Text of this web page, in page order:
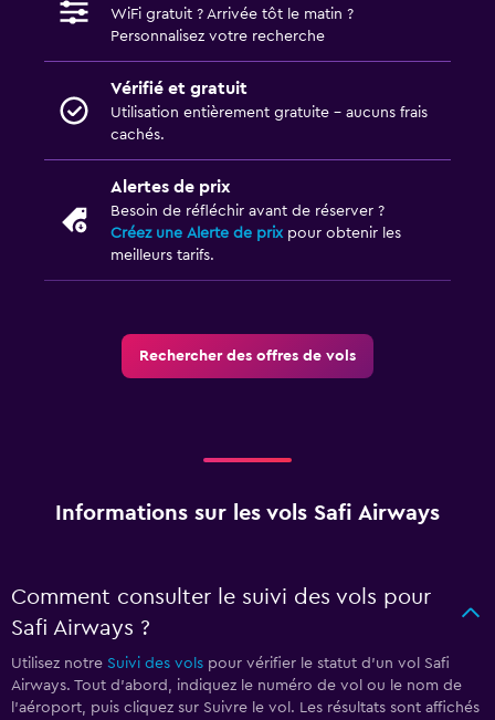
WiFi gratuit ? Arrivée tôt le matin ?
Personnalisez votre recherche
Vérifié et gratuit
Utilisation entièrement gratuite - aucuns frais
cachés.
Alertes de prix
Besoin de réfléchir avant de réserver ?
Créez une Alerte de prix pour obtenir les
meilleurs tarifs.
Rechercher des offres de vols
Informations sur les vols Safi Airways
Comment consulter le suivi des vols pour
Safi Airways ?
Utilisez notre Suivi des vols pour vérifier le statut d'un vol Safi
Airways. Tout d'abord, indiquez le numéro de vol ou le nom de
l'aéroport, puis cliquez sur Suivre le vol. Les résultats sont affichés